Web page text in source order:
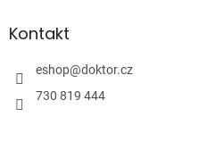
Kontakt
eshop@doktor.cz
730 819 444